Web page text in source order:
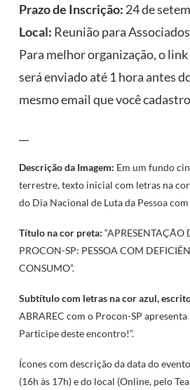
Prazo de Inscrição: 24 de
Local: Reunião para
Para melhor organização, o
será enviado até 1 hora antes
mesmo email que você
Descrição da Imagem: Em um fundo
terrestre, texto inicial com letras na
do Dia Nacional de Luta da Pessoa com
Título na cor preta: “APRESENTAÇÃO
PROCON-SP: PESSOA COM
CONSUMO”.
Subtítulo com letras na cor azul,
ABRAREC com o Procon-SP
Participe deste encontro!”.
Ícones com descrição da data do
(16h às 17h) e do local (Online, pelo